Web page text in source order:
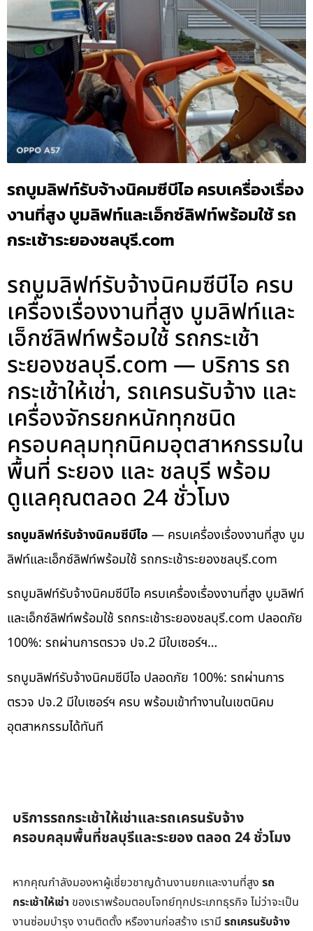
รถบูมลิฟท์รับจ้างนิคมซีบีไอ ครบเครื่องเรื่อง
งานที่สูง บูมลิฟท์และเอ็กซ์ลิฟท์พร้อมใช้ รถ
กระเช้าระยองชลบุรี.com
รถบูมลิฟท์รับจ้างนิคมซีบีไอ ครบ
เครื่องเรื่องงานที่สูง บูมลิฟท์และ
เอ็กซ์ลิฟท์พร้อมใช้ รถกระเช้า
ระยองชลบุรี.com — บริการ รถ
กระเช้าให้เช่า, รถเครนรับจ้าง และ
เครื่องจักรยกหนักทุกชนิด
ครอบคลุมทุกนิคมอุตสาหกรรมใน
พื้นที่ ระยอง และ ชลบุรี พร้อม
ดูแลคุณตลอด 24 ชั่วโมง
รถบูมลิฟท์รับจ้างนิคมซีบีไอ — ครบเครื่องเรื่องงานที่สูง บูม
ลิฟท์และเอ็กซ์ลิฟท์พร้อมใช้ รถกระเช้าระยองชลบุรี.com
รถบูมลิฟท์รับจ้างนิคมซีบีไอ ครบเครื่องเรื่องงานที่สูง บูมลิฟท์
และเอ็กซ์ลิฟท์พร้อมใช้ รถกระเช้าระยองชลบุรี.com ปลอดภัย
100%: รถผ่านการตรวจ ปจ.2 มีใบเซอร์ฯ…
รถบูมลิฟท์รับจ้างนิคมซีบีไอ ปลอดภัย 100%: รถผ่านการ
ตรวจ ปจ.2 มีใบเซอร์ฯ ครบ พร้อมเข้าทำงานในเขตนิคม
อุตสาหกรรมได้ทันที
บริการรถกระเช้าให้เช่าและรถเครนรับจ้าง
ครอบคลุมพื้นที่ชลบุรีและระยอง ตลอด 24 ชั่วโมง
หากคุณกำลังมองหาผู้เชี่ยวชาญด้านงานยกและงานที่สูง รถ
กระเช้าให้เช่า ของเราพร้อมตอบโจทย์ทุกประเภทธุรกิจ ไม่ว่าจะเป็น
งานซ่อมบำรุง งานติดตั้ง หรืองานก่อสร้าง เรามี รถเครนรับจ้าง